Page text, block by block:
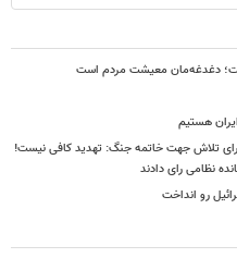
دغدغه‌مان معیشت مردم است
هستیم
تلاش جهت خاتمه جنگ: تهدید کافی نیست!
نظامی رای دادند
رو انداخت